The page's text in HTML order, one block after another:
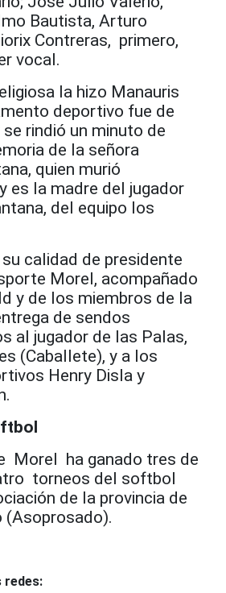
Bautista, Arturo
Contreras, primero,
vocal.
la hizo Manauris
deportivo fue de
rindió un minuto de
de la señora
quien murió
es la madre del jugador
del equipo los
calidad de presidente
Morel, acompañado
y de los miembros de la
de sendos
al jugador de las Palas,
(Caballete), y a los
Henry Disla y
Morel ha ganado tres de
torneos del softbol
de la provincia de
(Asoprosado).
redes: